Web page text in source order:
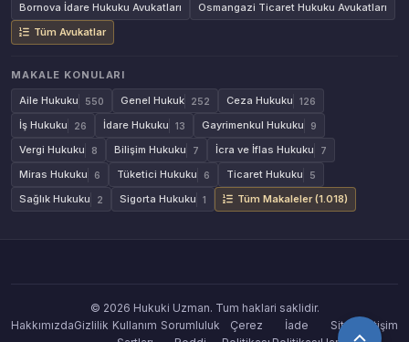
Bornova İdare Hukuku Avukatları
Osmangazi Ticaret Hukuku Avukatları
Tüm Avukatlar
MAKALE KONULARI
Aile Hukuku
550 Genel Hukuk 252 Ceza Hukuku 126
İş Hukuku 26 İdare Hukuku 13 Gayrimenkul Hukuku 9
Vergi Hukuku 8 Bilişim Hukuku 7 İcra ve İflas Hukuku 7
Miras Hukuku 6 Tüketici Hukuku 6 Ticaret Hukuku 5
Sağlık Hukuku 2 Sigorta Hukuku 1 Tüm Makaleler (1.018)
© 2026 Hukuki Uzman. Tum haklari saklidir.
HakkımızdaGizlilik Kullanım Sorumluluk
Çerez
İade
Site
İletişim